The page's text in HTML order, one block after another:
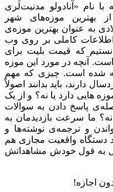
با نام «آنادولو مدنیت‌لَری
بهترین موزه‌های شهر
این موزه در سال 1997 میلادی به عنوان بهترین موزه‌ی
اطلاعات کاملی بر روی وب
که قیمت بلیت برای
است. آنچه در مورد این موزه
شده است. چیزی که مهم
دارند، باید بدانند اصولاً
هایی دارد یا نه؟ و از یک
پاسخ دادن به سوالات
ما سرعت بازدیدمان به
و ترجمه‌ی نوشته‌ها و
دستگاه واقعیت مجازی هم
به قول خودش مشاهداتش
اجازه!